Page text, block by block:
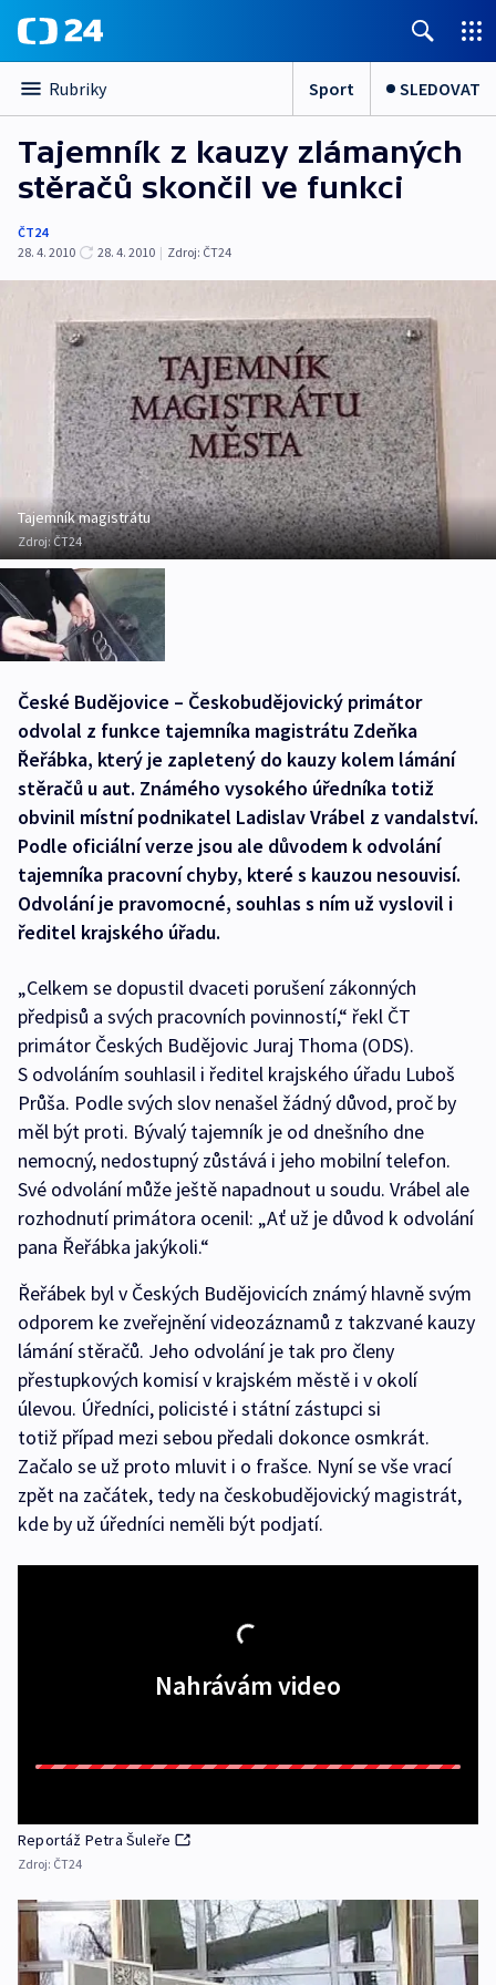
Rubriky Sport SLEDOVAT
Tajemník z kauzy zlámaných
stěračů skončil ve funkci
ČT24
28. 4. 2010
28. 4. 2010 | Zdroj: ČT24
Tajemník magistrátu
Zdroj:ČT24
České Budějovice – Českobudějovický primátor
odvolal z funkce tajemníka magistrátu Zdeňka
Řeřábka, který je zapletený do kauzy kolem lámání
stěračů u aut. Známého vysokého úředníka totiž
obvinil místní podnikatel Ladislav Vrábel z vandalství.
Podle oficiální verze jsou ale důvodem k odvolání
tajemníka pracovní chyby, které s kauzou nesouvisí.
Odvolání je pravomocné, souhlas s ním už vyslovil i
ředitel krajského úřadu.
„Celkem se dopustil dvaceti porušení zákonných
předpisů a svých pracovních povinností,“ řekl ČT
primátor Českých Budějovic Juraj Thoma (ODS).
S odvoláním souhlasil i ředitel krajského úřadu Luboš
Průša. Podle svých slov nenašel žádný důvod, proč by
měl být proti. Bývalý tajemník je od dnešního dne
nemocný, nedostupný zůstává i jeho mobilní telefon.
Své odvolání může ještě napadnout u soudu. Vrábel ale
rozhodnutí primátora ocenil: „Ať už je důvod k odvolání
pana Řeřábka jakýkoli.“
Řeřábek byl v Českých Budějovicích známý hlavně svým
odporem ke zveřejnění videozáznamů z takzvané kauzy
lámání stěračů. Jeho odvolání je tak pro členy
přestupkových komisí v krajském městě i v okolí
úlevou. Úředníci, policisté i státní zástupci si
totiž případ mezi sebou předali dokonce osmkrát.
Začalo se už proto mluvit i o frašce. Nyní se vše vrací
zpět na začátek, tedy na českobudějovický magistrát,
kde by už úředníci neměli být podjatí.
Nahrávám video
Reportáž Petra Šuleře
Zdroj: ČT24